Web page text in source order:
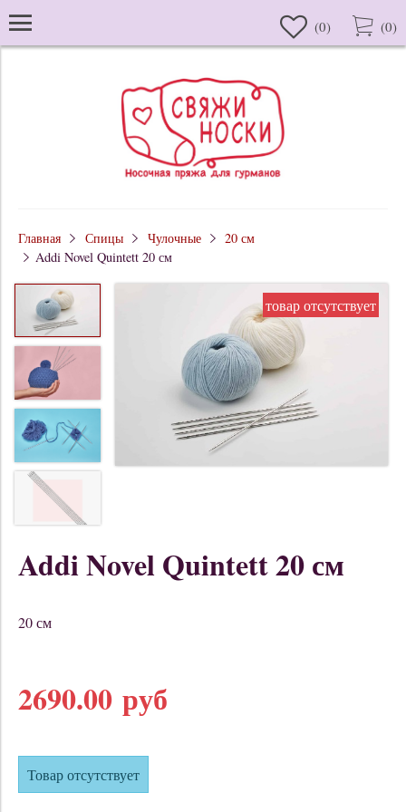
(0) (0)
Главная Спицы Чулочные
20 см
Addi Novel Quintett 20 см
товар отсутствует
Addi Novel Quintett 20 см
20 см
2690.00 руб
Товар отсутствует